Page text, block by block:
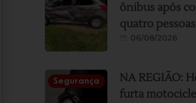
ônibus após
quatro
feridas
06/08/2026
Segurança
NA REGIÃO:
furta